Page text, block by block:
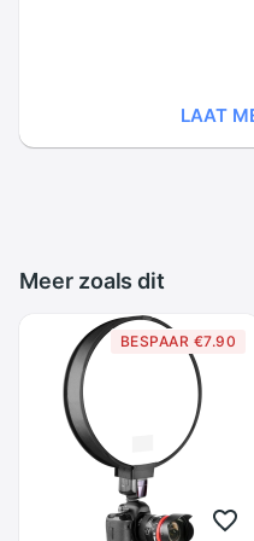
LAAT
Meer zoals dit
BESPAAR €7.90